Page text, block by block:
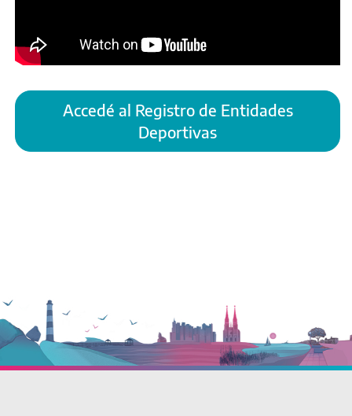
Accedé al Registro de Entidades
Deportivas